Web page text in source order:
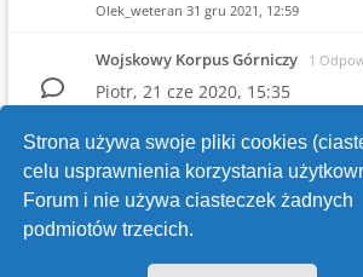
Strona używa swoje pliki cookies
celu usprawnienia korzystania
Forum i nie używa ciasteczek żadnych
podmiotów trzecich.
Olek_weteran 31 gru 2021, 12:59
Wojskowy Korpus Górniczy 1
Piotr, 21 cze 2020, 15:35
Wróć do wykazu forów